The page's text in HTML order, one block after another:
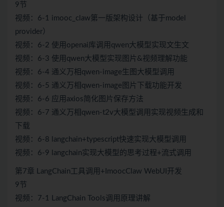
9节
视频：6-1 imooc_claw第一版架构设计（基于model
provider）
视频：6-2 使用openai库调用qwen大模型实现文生文
视频：6-3 使用qwen大模型实现图片&视频理解功能
视频：6-4 通义万相qwen-image生图大模型调用
视频：6-5 通义万相qwen-image图片下载功能开发
视频：6-6 应用axios简化图片保存方法
视频：6-7 通义万相qwen-t2v大模型调用实现视频生成和
下载
视频：6-8 langchain+typescript快速实现大模型调用
视频：6-9 langchain实现大模型的思考过程+流式调用
第7章 LangChain工具调用+ImoocClaw WebUI开发
9节
视频：7-1 LangChain Tools调用原理讲解